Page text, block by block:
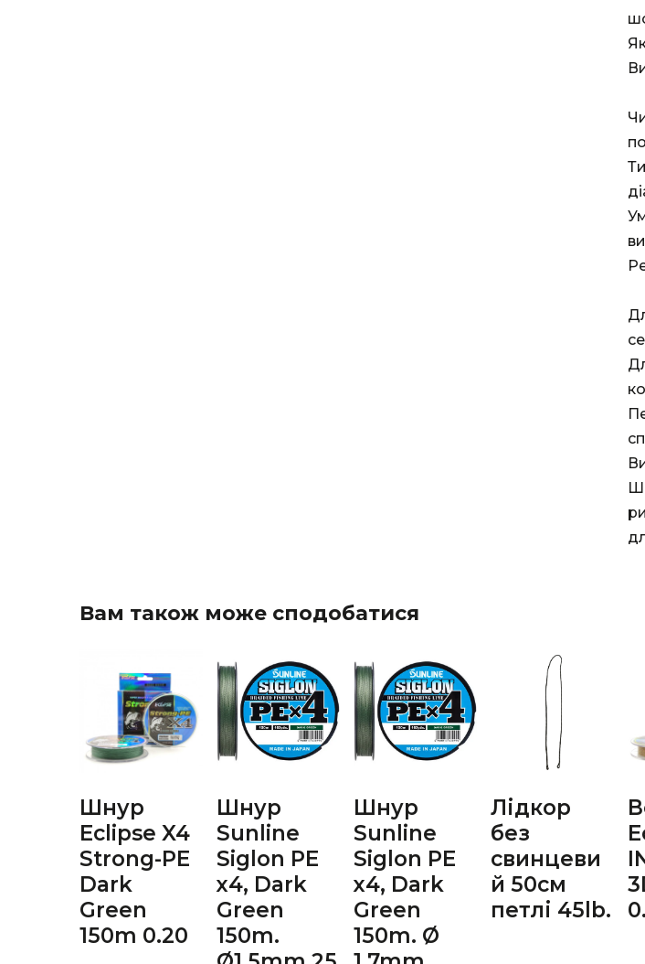
Вам також може сподобатися
Шнур
Eclipse X4
Strong-PE
Dark
Green
150m 0.20
Шнур
Sunline
Siglon PE
х4, Dark
Green
150m.
Шнур
Sunline
Siglon PE
х4, Dark
Green
150m. Ø
Лідкор
без
свинцеви
й 50см
петлі 45lb.